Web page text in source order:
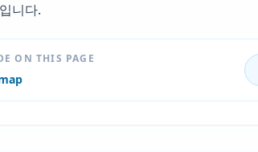
니다.
ON THIS PAGE